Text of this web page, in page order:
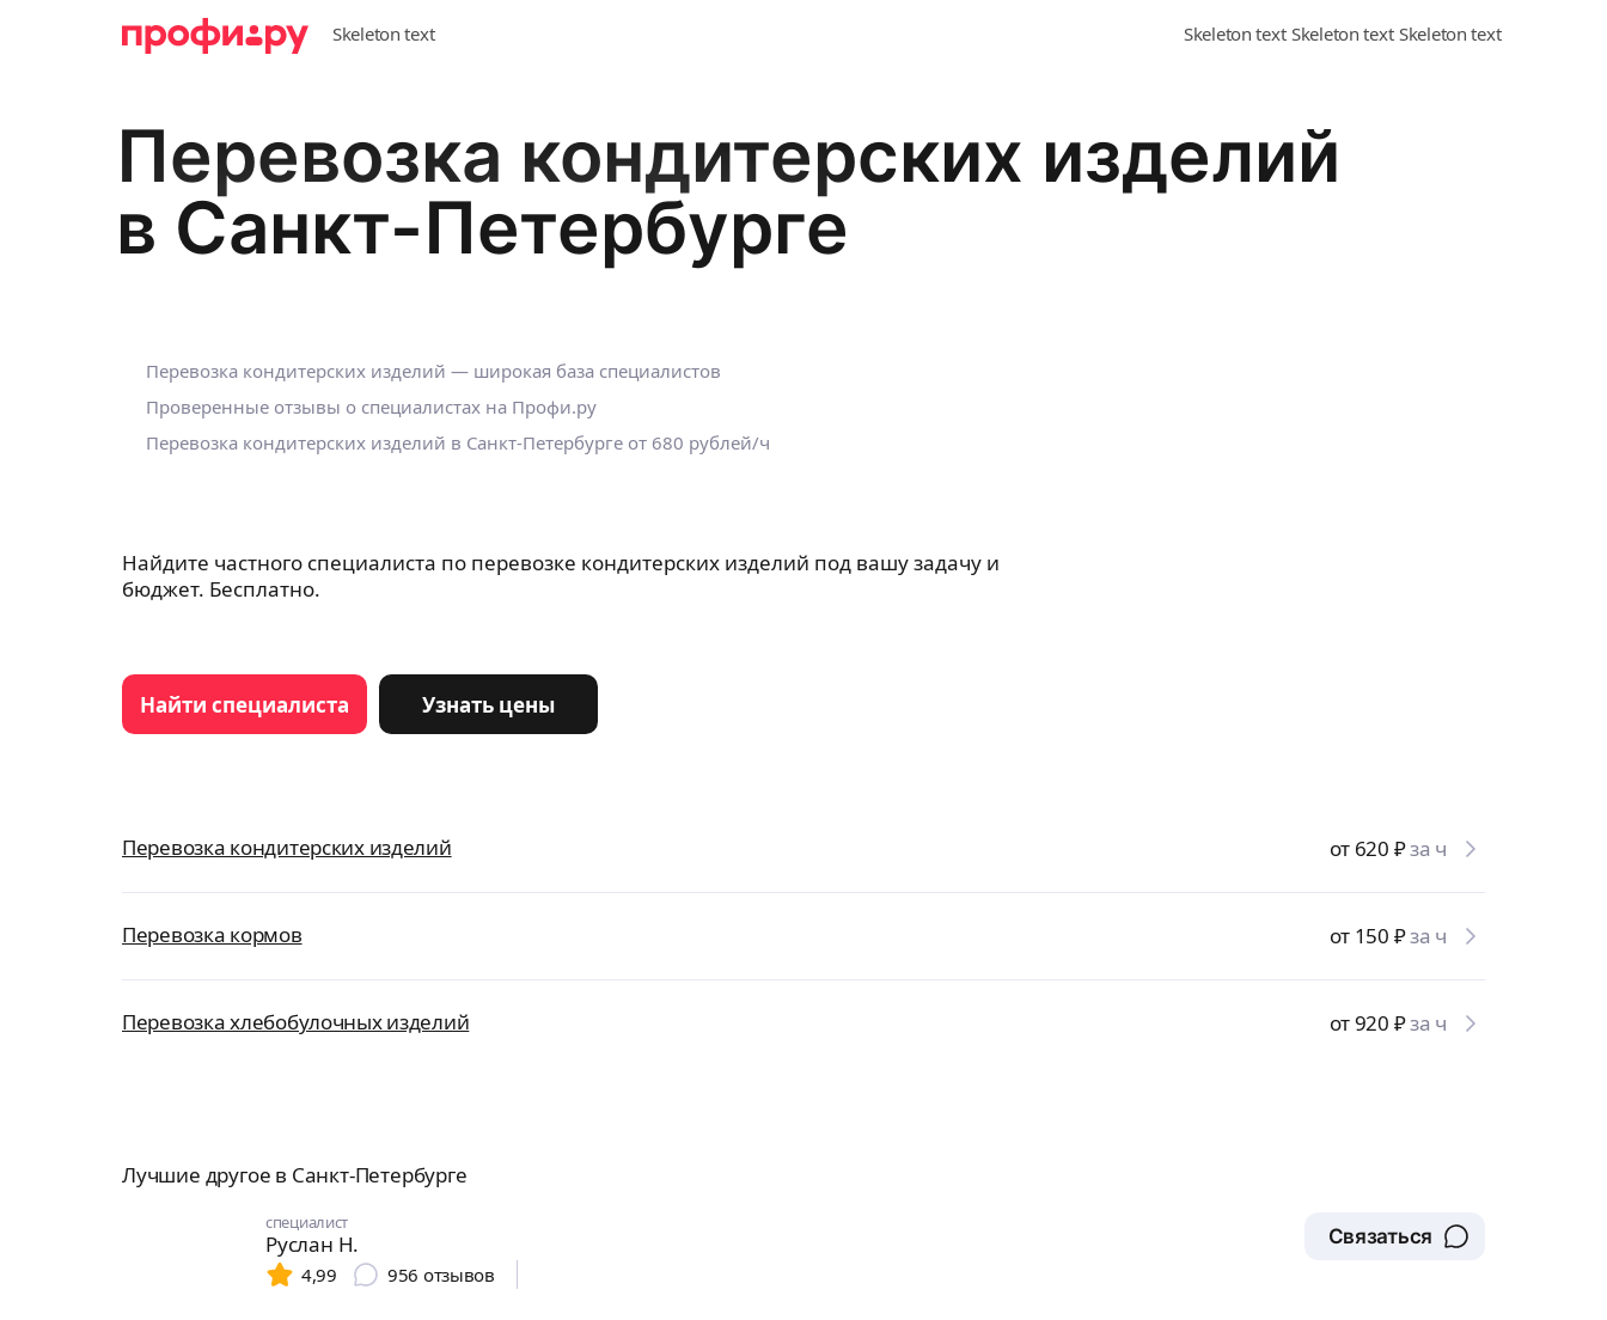
Перевозка кондитерских изделий
в Санкт-Петербурге
Перевозка кондитерских изделий — широкая база специалистов
Проверенные отзывы о специалистах на Профи.ру
Перевозка кондитерских изделий в Санкт-Петербурге от 680 рублей/ч
Найдите частного специалиста по перевозке кондитерских изделий под вашу задачу и
бюджет. Бесплатно.
Найти специалиста Узнать цены
Перевозка кондитерских изделий от 620 ₽за ч
Перевозка кормов от 150 ₽за ч
Перевозка хлебобулочных изделий от 920 ₽за ч
Лучшие другое в Санкт-Петербурге
специалист
Руслан Н.
Связаться
4,99
956 отзывов